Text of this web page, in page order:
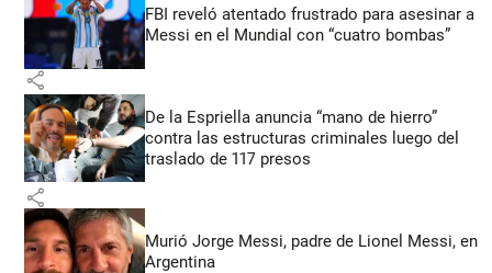
FBI reveló atentado frustrado para asesinar a
Messi en el Mundial con “cuatro bombas”
share
De la Espriella anuncia “mano de hierro”
contra las estructuras criminales luego del
traslado de 117 presos
share
Murió Jorge Messi, padre de Lionel Messi, en
Argentina